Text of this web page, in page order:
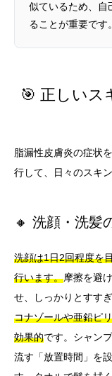
似ているため、自
ることが重要です。
🎯 正しいス
脂漏性皮膚炎の症状
行して、日々のスキ
🔸 洗顔・洗髪
洗顔は1日2回程度を
行います。摩擦を避
せ、しっかりとすす
コナゾールや亜鉛ピ
効果的です。シャン
流す「放置時間」を